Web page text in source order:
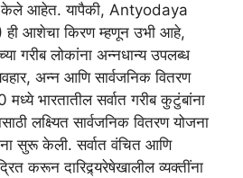
केले आहेत. यापैकी, Antyodaya
आशेचा किरण म्हणून उभी आहे,
गरीब लोकांना अन्नधान्य उपलब्ध
अन्न आणि सार्वजनिक वितरण
भारतातील सर्वात गरीब कुटुंबांना
लक्ष्यित सार्वजनिक वितरण योजना
सुरू केली. सर्वात वंचित आणि
करून दारिद्र्यरेषेखालील व्यक्तींना